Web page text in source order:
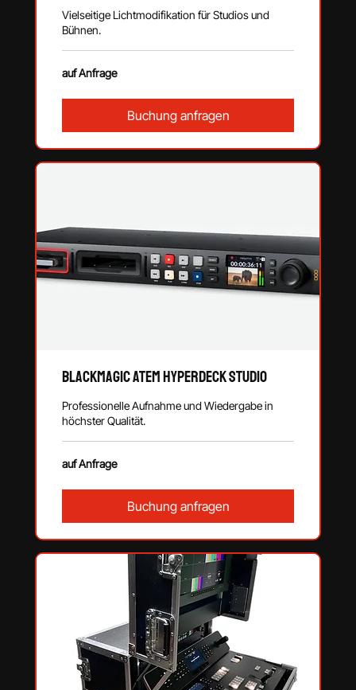
Vielseitige Lichtmodifikation für Studios und
Bühnen.
Anfrage
auf Anfrage
Buchung anfragen
Blackmagic ATEM HyperDeck Studio
Professionelle Aufnahme und Wiedergabe in
höchster Qualität.
auf
Anfrage
auf Anfrage
Buchung anfragen